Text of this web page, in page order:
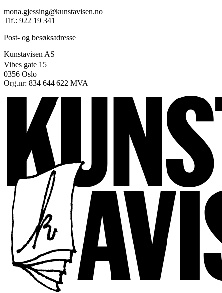
mona.gjessing@kunstavisen.no
Tlf.: 922 19 341
Post- og besøksadresse
Kunstavisen AS
Vibes gate 15
0356 Oslo
Org.nr: 834 644 622 MVA